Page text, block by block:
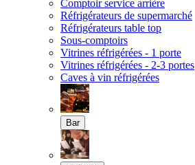
Comptoir service arrière
Réfrigérateurs de supermarché
Réfrigérateurs table top
Sous-comptoirs
Vitrines réfrigérées - 1 porte
Vitrines réfrigérées - 2-3 portes
Caves à vin réfrigérées
Bar